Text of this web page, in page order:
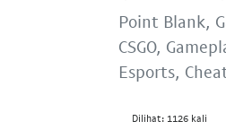
Point Blank,
CSGO,
Esports,
Dilihat: 1126 kali